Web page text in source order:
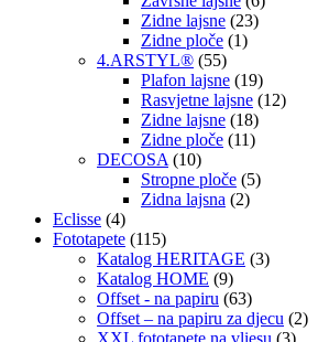
Zidne lajsne (23)
Zidne ploče (1)
4.ARSTYL® (55)
Plafon lajsne (19)
Rasvjetne lajsne (12)
Zidne lajsne (18)
Zidne ploče (11)
DECOSA (10)
Stropne ploče (5)
Zidna lajsna (2)
Eclisse (4)
Fototapete (115)
Katalog HERITAGE (3)
Katalog HOME (9)
Offset - na papiru (63)
Offset – na papiru za djecu (2)
XXL fototapete na vliesu (3)